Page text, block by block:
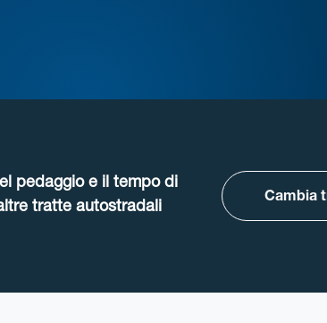
pedaggio e il tempo di
tratte autostradali
Cambia